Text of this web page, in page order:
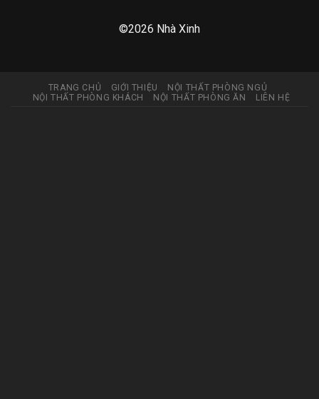
©2026 Nhà Xinh
TRANG CHỦ GIỚI THIỆU
NỘI THẤT PHÒNG NGỦ
NỘI THẤT PHÒNG KHÁCH
NỘI THẤT PHÒNG ĂN LIÊN HỆ